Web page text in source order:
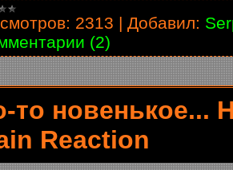
2313 | Добавил:
(2)
то новенькое...
Reaction